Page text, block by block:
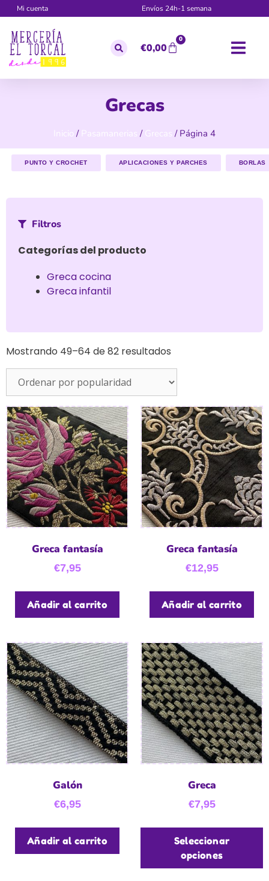
Mi cuenta Envíos 24h-1 semana
€0,00
0
Grecas
Inicio / Pasamanerias / Grecas / Página 4
PUNTO Y CROCHET APLICACIONES Y PARCHES BORLAS
Filtros
Categorías del producto
Greca cocina
Greca infantil
Mostrando 49–64 de 82 resultados
Greca fantasía
€7,95
Añadir al carrito
Greca fantasía
€12,95
Añadir al carrito
Galón
€6,95
Añadir al carrito
Greca
€7,95
Seleccionar
opciones